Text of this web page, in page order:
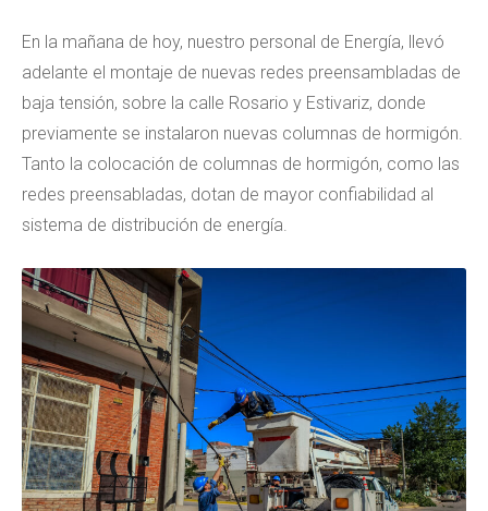
En la mañana de hoy, nuestro personal de Energía, llevó
adelante el montaje de nuevas redes preensambladas de
baja tensión, sobre la calle Rosario y Estivariz, donde
previamente se instalaron nuevas columnas de hormigón.
Tanto la colocación de columnas de hormigón, como las
redes preensabladas, dotan de mayor confiabilidad al
sistema de distribución de energía.